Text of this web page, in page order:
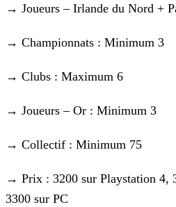
→ Joueurs – Irlande du Nord +
→ Championnats : Minimum 3
→ Clubs : Maximum 6
→ Joueurs – Or : Minimum 3
→ Collectif : Minimum 75
→ Prix : 3200 sur Playstation 4,
3300 sur PC